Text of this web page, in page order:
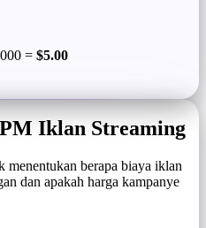
= $5.00
Iklan Streaming
berapa biaya iklan
dan apakah harga kampanye